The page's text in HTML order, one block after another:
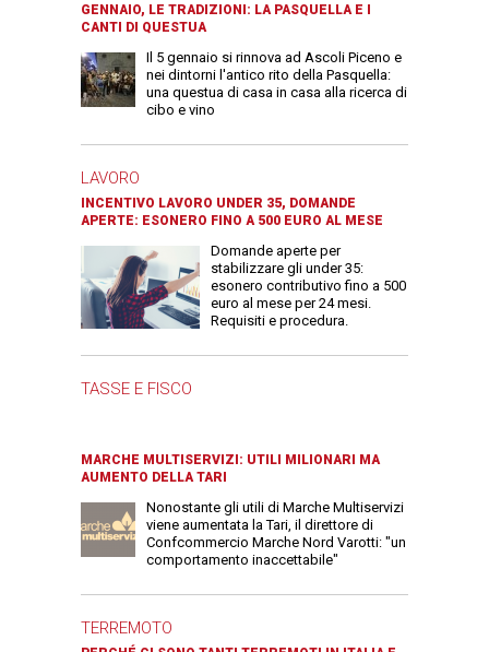
GENNAIO, LE TRADIZIONI: LA PASQUELLA E I
CANTI DI QUESTUA
Il 5 gennaio si rinnova ad Ascoli Piceno e
nei dintorni l'antico rito della Pasquella:
una questua di casa in casa alla ricerca di
cibo e vino
LAVORO
INCENTIVO LAVORO UNDER 35, DOMANDE
APERTE: ESONERO FINO A 500 EURO AL MESE
Domande aperte per
stabilizzare gli under 35:
esonero contributivo fino a 500
euro al mese per 24 mesi.
Requisiti e procedura.
TASSE E FISCO
MARCHE MULTISERVIZI: UTILI MILIONARI MA
AUMENTO DELLA TARI
Nonostante gli utili di Marche Multiservizi
viene aumentata la Tari, il direttore di
Confcommercio Marche Nord Varotti: "un
comportamento inaccettabile"
TERREMOTO